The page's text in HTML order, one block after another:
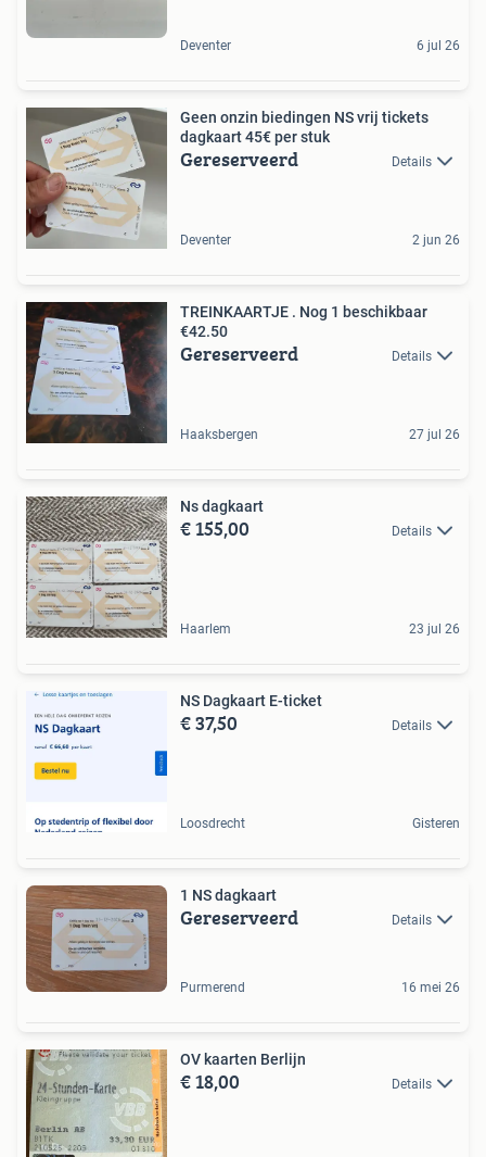
Deventer 6 jul 26
Geen onzin biedingen NS vrij tickets
dagkaart 45€ per stuk
Gereserveerd Details
Deventer 2 jun 26
TREINKAARTJE . Nog 1 beschikbaar
€42.50
Gereserveerd Details
Haaksbergen 27 jul 26
Ns dagkaart
€ 155,00 Details
Haarlem 23 jul 26
NS Dagkaart E-ticket
€ 37,50 Details
Loosdrecht Gisteren
1 NS dagkaart
Gereserveerd Details
Purmerend 16 mei 26
OV kaarten Berlijn
€ 18,00 Details